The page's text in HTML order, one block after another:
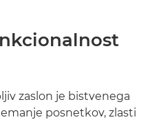
zaslon je bistvenega
posnetkov, zlasti